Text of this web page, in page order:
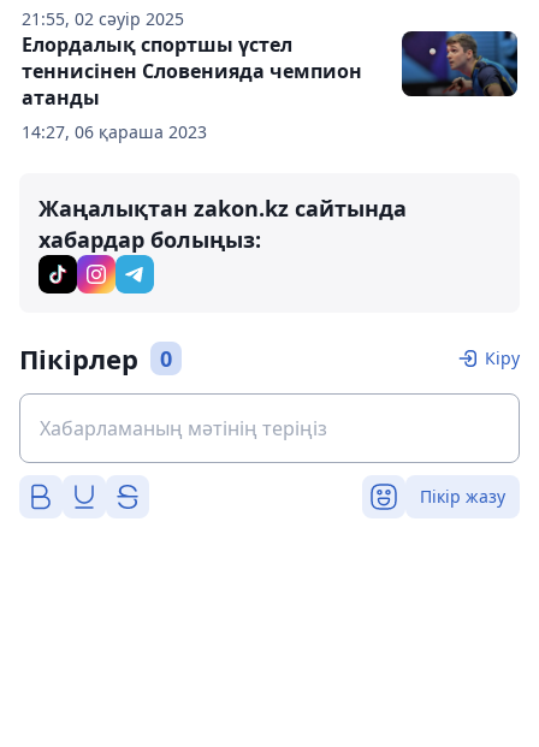
21:55, 02 сәуір 2025
14:27, 06 қараша 2023
Елордалық спортшы үстел
теннисінен Словенияда чемпион
атанды
Жаңалықтан zakon.kz сайтында
хабардар болыңыз:
Пікірлер 0 Кіру
Пікір жазу